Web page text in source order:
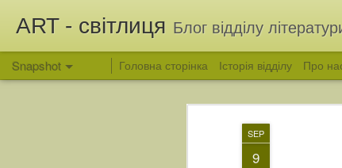
SEP
9
ART - світлиця Блог відділу
Snapshot Головна сторінка Історія відділу Про